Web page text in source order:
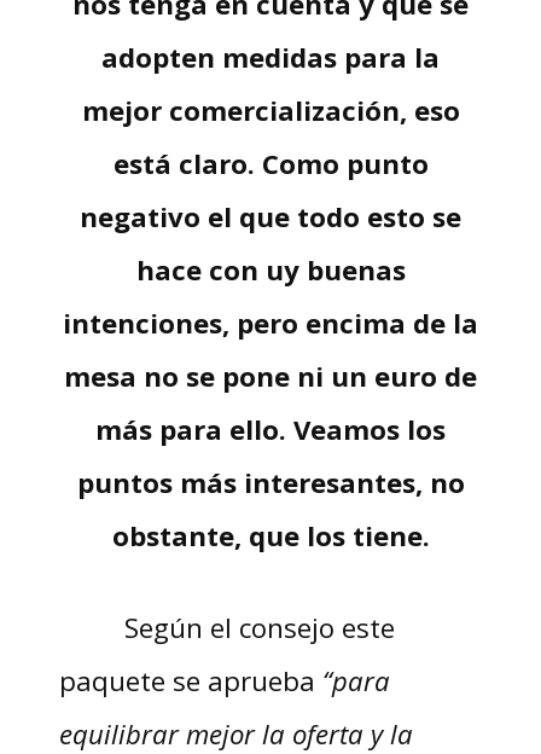
adopten medidas para la
mejor comercialización, eso
está claro. Como punto
negativo el que todo esto se
hace con uy buenas
intenciones, pero encima de la
mesa no se pone ni un euro de
más para ello. Veamos los
puntos más interesantes, no
obstante, que los tiene.
Según el consejo este
paquete se aprueba “para
equilibrar mejor la oferta y la